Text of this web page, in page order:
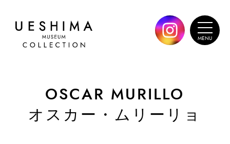
OSCAR MURILLO
オスカー・ムリーリョ